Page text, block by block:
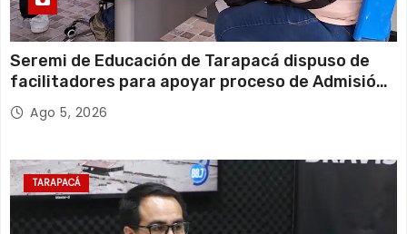
Seremi de Educación de Tarapacá dispuso de
facilitadores para apoyar proceso de Admisión
Escolar 2027
Ago 5, 2026
TARAPACÁ